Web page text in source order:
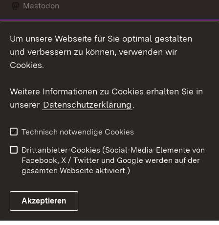
Mastodon
X / Twitter
Youtube
Link zum Landesportal
Kontakt
Datenschutz
Barrierefreiheit
Impressum Cookies
Um unsere Webseite für Sie optimal gestalten
und verbessern zu können, verwenden wir
Cookies.
Weitere Informationen zu Cookies erhalten Sie in
unserer Datenschutzerklärung.
Technisch notwendige Cookies
Drittanbieter-Cookies (Social-Media-Elemente von
Facebook, X / Twitter und Google werden auf der
gesamten Webseite aktiviert.)
Akzeptieren